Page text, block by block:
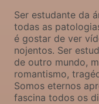
Ser estudante da
todas as
é gostar de ver
nojentos. Ser
de outro mundo,
romantismo,
Somos eternos
fascina todos os